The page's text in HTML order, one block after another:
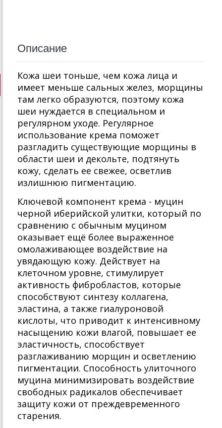
Описание
Кожа шеи тоньше, чем кожа лица и
имеет меньше сальных желез, морщины
там легко образуются, поэтому кожа
шеи нуждается в специальном и
регулярном уходе. Регулярное
использование крема поможет
разгладить существующие морщины в
области шеи и декольте, подтянуть
кожу, сделать ее свежее, осветлив
излишнюю пигментацию.
Ключевой компонент крема - муцин
черной иберийской улитки, который по
сравнению с обычным муцином
оказывает ещё более выраженное
омолаживающее воздействие на
увядающую кожу. Действует на
клеточном уровне, стимулирует
активность фибробластов, которые
способствуют синтезу коллагена,
эластина, а также гиалуроновой
кислоты, что приводит к интенсивному
насыщению кожи влагой, повышает ее
эластичность, способствует
разглаживанию морщин и осветлению
пигментации. Способность улиточного
муцина минимизировать воздействие
свободных радикалов обеспечивает
защиту кожи от преждевременного
старения.